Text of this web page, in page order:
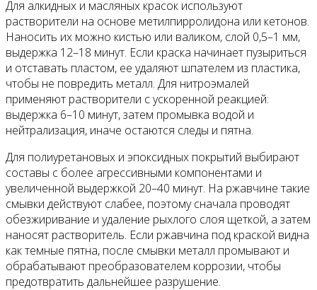
Для алкидных и масляных красок используют
растворители на основе метилпирролидона или кетонов.
Наносить их можно кистью или валиком, слой 0,5–1 мм,
выдержка 12–18 минут. Если краска начинает пузыриться
и отставать пластом, ее удаляют шпателем из пластика,
чтобы не повредить металл. Для нитроэмалей
применяют растворители с ускоренной реакцией:
выдержка 6–10 минут, затем промывка водой и
нейтрализация, иначе остаются следы и пятна.
Для полиуретановых и эпоксидных покрытий выбирают
составы с более агрессивными компонентами и
увеличенной выдержкой 20–40 минут. На ржавчине такие
смывки действуют слабее, поэтому сначала проводят
обезжиривание и удаление рыхлого слоя щеткой, а затем
наносят растворитель. Если ржавчина под краской видна
как темные пятна, после смывки металл промывают и
обрабатывают преобразователем коррозии, чтобы
предотвратить дальнейшее разрушение.